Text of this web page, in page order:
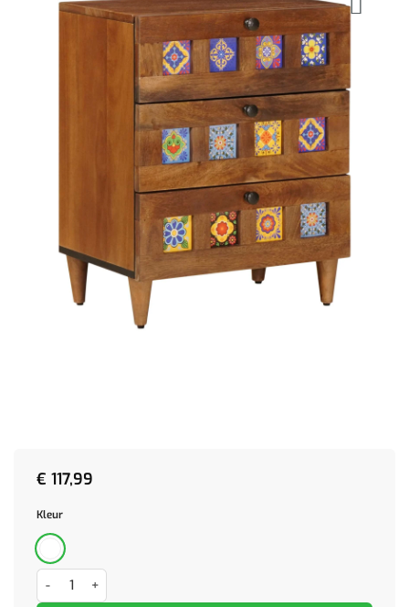
€ 117,99
Kleur
Nachtkastje met lade Bruin 50 x 33 x 60 cm Massief Mango Hout